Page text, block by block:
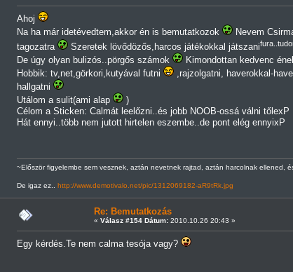
Ahoj
Na ha már idetévedtem,akkor én is bemutatkozok
Nevem
tagozatra
Szeretek lövődözős,harcos játékokkal játszani
De úgy olyan bulizós..pörgős számok
Kimondottan kedvenc
Hobbik: tv,net,görkori,kutyával futni
,rajzolgatni, haverokkal-
hallgatni
Utálom a sulit(ami alap
)
Célom a Sticken: Calmát leelőzni..és jobb NOOB-ossá válni tőlexP
Hát ennyi..több nem jutott hirtelen eszembe..de pont elég ennyixP
~Először figyelembe sem vesznek, aztán nevetnek rajtad, aztán harcolnak ellened,
De igaz ez.. http://www.demotivalo.net/pic/1312069182-aR9tRk.jpg
Re: Bemutatkozás
« Válasz #154 Dátum:2010.10.26 20:43 »
Egy kérdés.Te nem calma tesója vagy?